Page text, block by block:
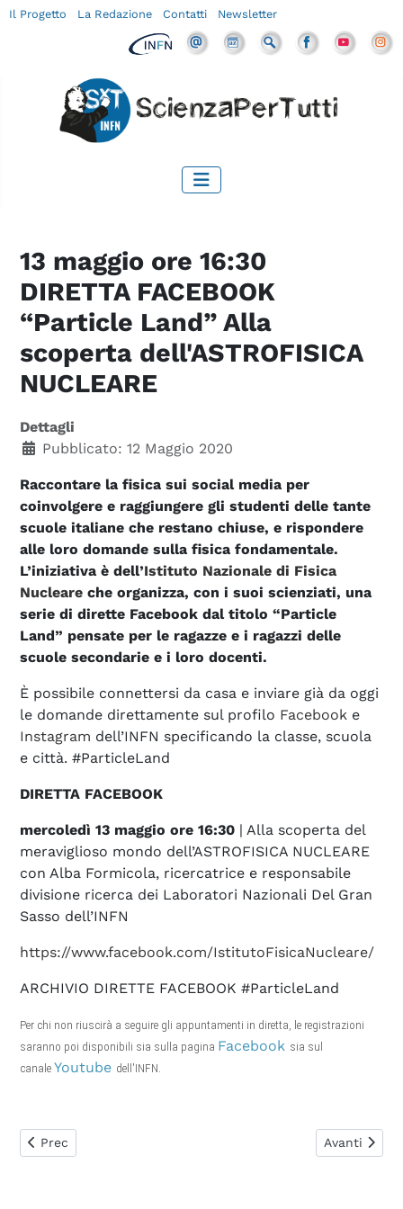
Il Progetto La Redazione Contatti Newsletter
13 maggio ore 16:30
DIRETTA FACEBOOK
“Particle Land” Alla
scoperta dell'ASTROFISICA
NUCLEARE
Dettagli
Pubblicato: 12 Maggio 2020
Raccontare la fisica sui social media per
coinvolgere e raggiungere gli studenti delle tante
scuole italiane che restano chiuse, e rispondere
alle loro domande sulla fisica fondamentale.
L’iniziativa è dell’Istituto Nazionale di Fisica
Nucleare che organizza, con i suoi scienziati, una
serie di dirette Facebook dal titolo “Particle
Land” pensate per le ragazze e i ragazzi delle
scuole secondarie e i loro docenti.
È possibile connettersi da casa e inviare già da oggi
le domande direttamente sul profilo Facebook e
Instagram dell’INFN specificando la classe, scuola
e città. #ParticleLand
DIRETTA FACEBOOK
mercoledì 13 maggio ore 16:30 | Alla scoperta del
meraviglioso mondo dell’ASTROFISICA NUCLEARE
con Alba Formicola, ricercatrice e responsabile
divisione ricerca dei Laboratori Nazionali Del Gran
Sasso dell’INFN
https://www.facebook.com/IstitutoFisicaNucleare/
ARCHIVIO DIRETTE FACEBOOK #ParticleLand
Per chi non riuscirà a seguire gli appuntamenti in diretta, le registrazioni
saranno poi disponibili sia sulla pagina Facebook sia sul
canale Youtube dell'INFN.
Articolo precedente: Premio Asimov 2020: vince Hannah
Prec Articolo
Avanti